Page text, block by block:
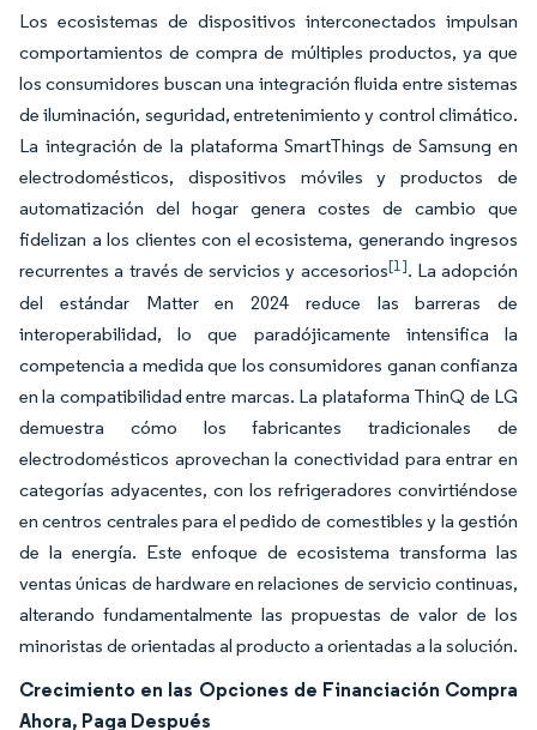
Los ecosistemas de dispositivos interconectados impulsan
comportamientos de compra de múltiples productos, ya que
los consumidores buscan una integración fluida entre sistemas
de iluminación, seguridad, entretenimiento y control climático.
La integración de la plataforma SmartThings de Samsung en
electrodomésticos, dispositivos móviles y productos de
automatización del hogar genera costes de cambio que
fidelizan a los clientes con el ecosistema, generando ingresos
recurrentes a través de servicios y accesorios[1]. La adopción
del estándar Matter en 2024 reduce las barreras de
interoperabilidad, lo que paradójicamente intensifica la
competencia a medida que los consumidores ganan confianza
en la compatibilidad entre marcas. La plataforma ThinQ de LG
demuestra cómo los fabricantes tradicionales de
electrodomésticos aprovechan la conectividad para entrar en
categorías adyacentes, con los refrigeradores convirtiéndose
en centros centrales para el pedido de comestibles y la gestión
de la energía. Este enfoque de ecosistema transforma las
ventas únicas de hardware en relaciones de servicio continuas,
alterando fundamentalmente las propuestas de valor de los
minoristas de orientadas al producto a orientadas a la solución.
Crecimiento en las Opciones de Financiación Compra
Ahora, Paga Después